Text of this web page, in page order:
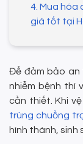
4. Mua hóa
giá tốt tại
Để đảm bảo an
nhiễm bệnh thì
cần thiết. Khi
trùng chuồng
hình thành, sinh